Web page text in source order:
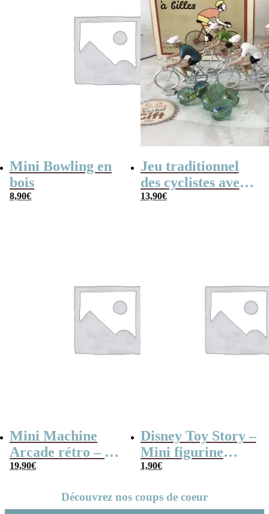
Mini Bowling en
bois
8,90€
Jeu traditionnel
des cyclistes avec
billes – billes et
13,90€
Mini Machine
Arcade rétro – 26
jeux et 99 niveaux
19,90€
Disney Toy Story –
Mini figurine
mystère série B
1,90€
Découvrez nos coups de coeur